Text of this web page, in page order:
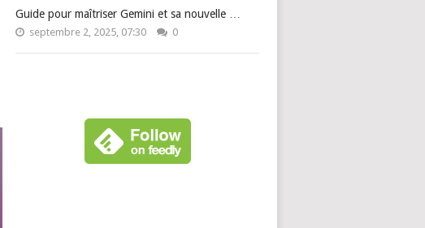
Guide pour maîtriser Gemini et sa nouvelle …
septembre 2, 2025, 07:30 0